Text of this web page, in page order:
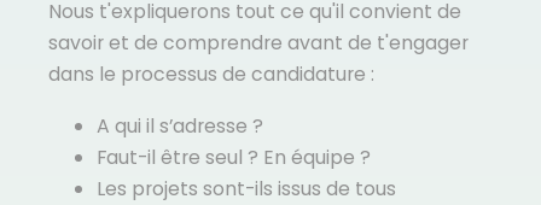
Nous t'expliquerons tout ce qu'il convient de
savoir et de comprendre avant de t'engager
dans le processus de candidature :
A qui il s’adresse ?
Faut-il être seul ? En équipe ?
Les projets sont-ils issus de tous